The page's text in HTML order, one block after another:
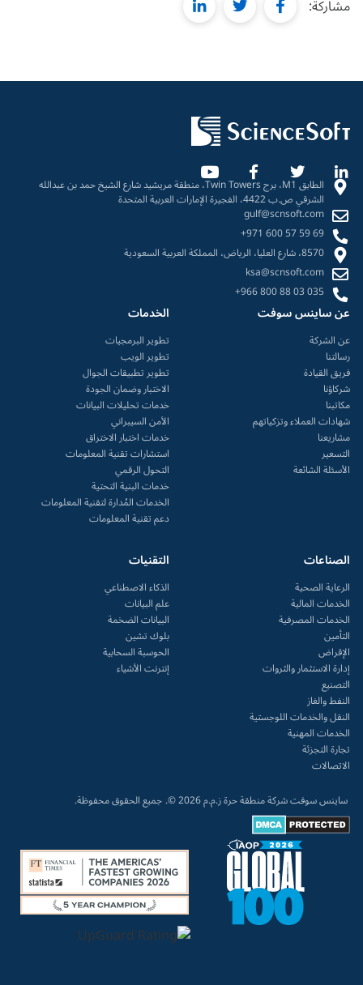
مشاركة:
الطابق M1، برج Twin Towers، منطقة مريشيد شارع الشيخ حمد بن عبدالله
الشرقي ص.ب 4422، الفجيرة الإمارات العربية المتحدة
gulf@scnsoft.com
+971 600 57 59 69
8570، شارع العليا، الرياض، المملكة العربية السعودية
ksa@scnsoft.com
+966 800 88 03 035
عن ساينس سوفت
عن الشركة
رسالتنا
فريق القيادة
شركاؤنا
مكاتبنا
شهادات العملاء وتزكياتهم
مشاريعنا
التسعير
الأسئلة الشائعة
الخدمات
تطوير البرمجيات
تطوير الويب
تطوير تطبيقات الجوال
الاختبار وضمان الجودة
خدمات تحليلات البيانات
الأمن السيبراني
خدمات اختبار الاختراق
استشارات تقنية المعلومات
التحول الرقمي
خدمات البنية التحتية
الخدمات المُدارة لتقنية المعلومات
دعم تقنية المعلومات
الصناعات
الرعاية الصحية
الخدمات المالية
الخدمات المصرفية
التأمين
الإقراض
إدارة الاستثمار والثروات
التصنيع
النفط والغاز
النقل والخدمات اللوجستية
الخدمات المهنية
تجارة التجزئة
الاتصالات
التقنيات
الذكاء الاصطناعي
علم البيانات
البيانات الضخمة
بلوك تشين
الحوسبة السحابية
إنترنت الأشياء
ساينس سوفت شركة منطقة حرة ز.م.م 2026 ©. جميع الحقوق محفوظة.